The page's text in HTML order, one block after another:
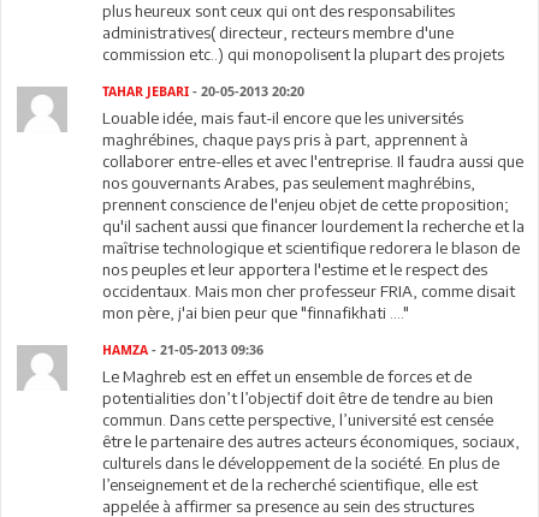
plus heureux sont ceux qui ont des responsabilites
administratives( directeur, recteurs membre d'une
commission etc..) qui monopolisent la plupart des projets
TAHAR JEBARI - 20-05-2013 20:20
Louable idée, mais faut-il encore que les universités
maghrébines, chaque pays pris à part, apprennent à
collaborer entre-elles et avec l'entreprise. Il faudra aussi que
nos gouvernants Arabes, pas seulement maghrébins,
prennent conscience de l'enjeu objet de cette proposition;
qu'il sachent aussi que financer lourdement la recherche et la
maîtrise technologique et scientifique redorera le blason de
nos peuples et leur apportera l'estime et le respect des
occidentaux. Mais mon cher professeur FRIA, comme disait
mon père, j'ai bien peur que "finnafikhati ...."
HAMZA - 21-05-2013 09:36
Le Maghreb est en effet un ensemble de forces et de
potentialities don’t l’objectif doit être de tendre au bien
commun. Dans cette perspective, l’université est censée
être le partenaire des autres acteurs économiques, sociaux,
culturels dans le développement de la société. En plus de
l’enseignement et de la recherché scientifique, elle est
appelée à affirmer sa presence au sein des structures